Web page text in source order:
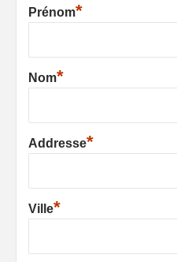
Prénom*
Nom*
Addresse*
Ville*